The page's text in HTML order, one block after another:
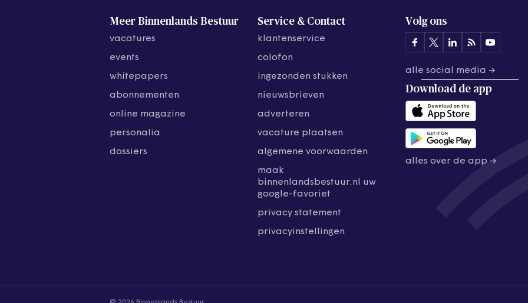
Meer Binnenlands Bestuur
vacatures
events
whitepapers
abonnementen
online magazine
personalia
dossiers
Service & Contact
klantenservice
colofon
ingezonden stukken
nieuwsbrieven
adverteren
vacature plaatsen
algemene voorwaarden
maak
binnenlandsbestuur.nl uw
google-favoriet
privacy statement
privacyinstellingen
Volg ons
alle social media →
Download de app
alles over de app →